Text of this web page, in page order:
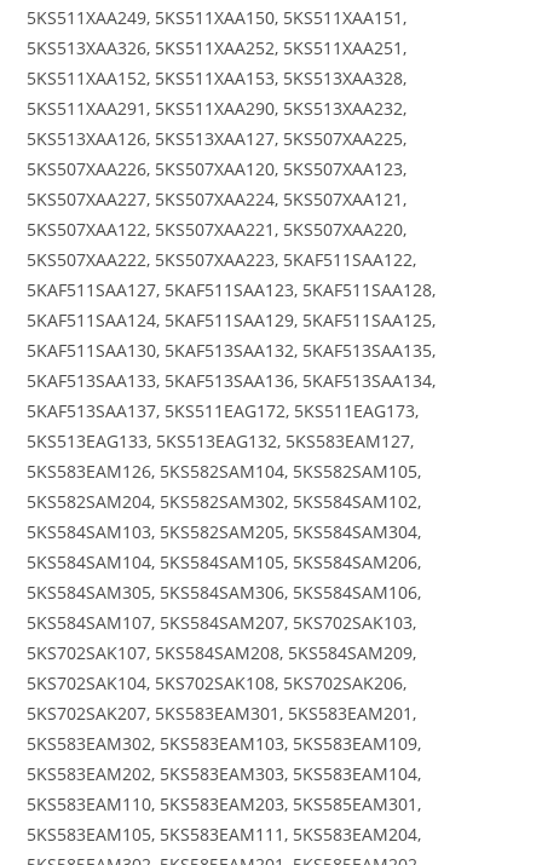
5KS511XAA249, 5KS511XAA150, 5KS511XAA151,
5KS513XAA326, 5KS511XAA252, 5KS511XAA251,
5KS511XAA152, 5KS511XAA153, 5KS513XAA328,
5KS511XAA291, 5KS511XAA290, 5KS513XAA232,
5KS513XAA126, 5KS513XAA127, 5KS507XAA225,
5KS507XAA226, 5KS507XAA120, 5KS507XAA123,
5KS507XAA227, 5KS507XAA224, 5KS507XAA121,
5KS507XAA122, 5KS507XAA221, 5KS507XAA220,
5KS507XAA222, 5KS507XAA223, 5KAF511SAA122,
5KAF511SAA127, 5KAF511SAA123, 5KAF511SAA128,
5KAF511SAA124, 5KAF511SAA129, 5KAF511SAA125,
5KAF511SAA130, 5KAF513SAA132, 5KAF513SAA135,
5KAF513SAA133, 5KAF513SAA136, 5KAF513SAA134,
5KAF513SAA137, 5KS511EAG172, 5KS511EAG173,
5KS513EAG133, 5KS513EAG132, 5KS583EAM127,
5KS583EAM126, 5KS582SAM104, 5KS582SAM105,
5KS582SAM204, 5KS582SAM302, 5KS584SAM102,
5KS584SAM103, 5KS582SAM205, 5KS584SAM304,
5KS584SAM104, 5KS584SAM105, 5KS584SAM206,
5KS584SAM305, 5KS584SAM306, 5KS584SAM106,
5KS584SAM107, 5KS584SAM207, 5KS702SAK103,
5KS702SAK107, 5KS584SAM208, 5KS584SAM209,
5KS702SAK104, 5KS702SAK108, 5KS702SAK206,
5KS702SAK207, 5KS583EAM301, 5KS583EAM201,
5KS583EAM302, 5KS583EAM103, 5KS583EAM109,
5KS583EAM202, 5KS583EAM303, 5KS583EAM104,
5KS583EAM110, 5KS583EAM203, 5KS585EAM301,
5KS583EAM105, 5KS583EAM111, 5KS583EAM204,